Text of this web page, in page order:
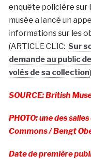
enquête policière sur
musée a lancé un
informations sur les
(ARTICLE CLIC: Sur
demande au public
volés de sa collection)
SOURCE: British
PHOTO: une des
Commons / Bengt
Date de première